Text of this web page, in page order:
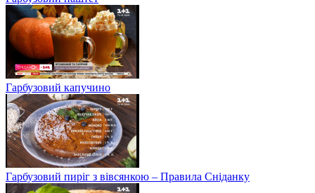
Гарбузовий капучино
Гарбузовий пиріг з вівсянкою – Правила Сніданку